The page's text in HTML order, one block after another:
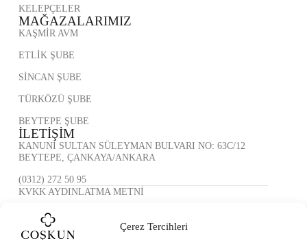
Çerez Tercihleri
KELEPÇELER
MAĞAZALARIMIZ
KAŞMİR AVM
ETLİK ŞUBE
SİNCAN ŞUBE
TÜRKÖZÜ ŞUBE
BEYTEPE ŞUBE
İLETİŞİM
KANUNİ SULTAN SÜLEYMAN BULVARI NO: 63C/12
BEYTEPE, ÇANKAYA/ANKARA
(0312) 272 50 95
KVKK AYDINLATMA METNİ
ÇEREZ POLİTİKASI
GİZLİLİK POLİTİKASI